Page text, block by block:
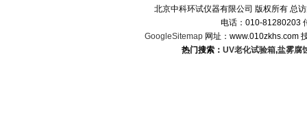
北京中科环试仪器有限公司 版权所有 总
电话：010-81280203
GoogleSitemap 网址：www.010zkhs.com
热门搜索： UV老化试验箱,盐雾腐